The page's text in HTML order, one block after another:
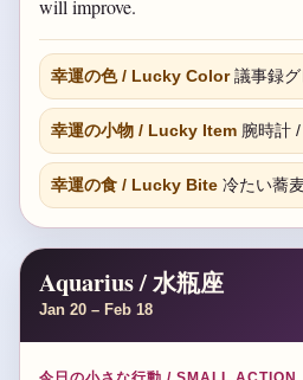
will improve.
幸運の色 / Lucky Color議事録グ
幸運の小物 / Lucky Item腕時計 /
幸運の食 / Lucky Bite冷たい蕎
Aquarius / 水瓶座
Jan 20 – Feb 18